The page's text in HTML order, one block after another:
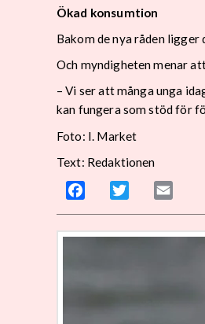
Ökad konsumtion
Bakom de nya råden ligger
Och myndigheten menar
– Vi ser att många unga
kan fungera som stöd för
Foto: I. Market
Text: Redaktionen
Facebook Twitter